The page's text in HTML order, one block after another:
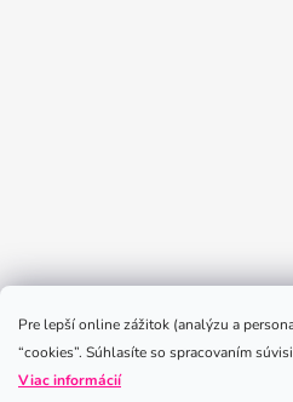
Pre lepší online zážitok (analýzu a
“cookies”. Súhlasíte so spracovaním
Viac informácií
Sledovať